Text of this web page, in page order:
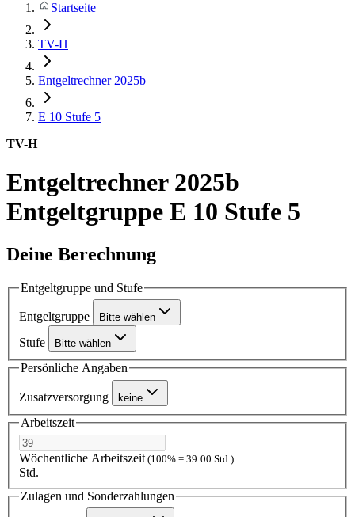
Startseite
TV-H
Entgeltrechner 2025b
E 10 Stufe 5
TV-H
Entgeltrechner 2025b
Entgeltgruppe E 10 Stufe 5
Deine Berechnung
Entgeltgruppe und Stufe
Entgeltgruppe Bitte wählen
Stufe Bitte wählen
Persönliche Angaben
Zusatzversorgung keine
Arbeitszeit
Wöchentliche Arbeitszeit (100% = 39:00 Std.)
Std.
Zulagen und Sonderzahlungen